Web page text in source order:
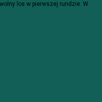
los w pierwszej rundzie. W